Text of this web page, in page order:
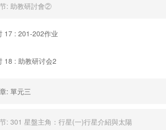
: 助教研討會②
17 : 201-202作业
18 : 助教研讨会2
: 單元三
: 301 星盤主角：行星(一)行星介紹與太陽